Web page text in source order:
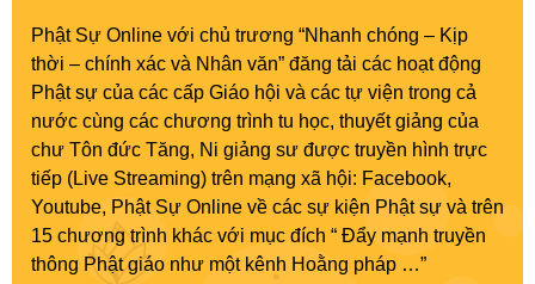
Phật Sự Online với chủ trương “Nhanh chóng – Kịp
thời – chính xác và Nhân văn” đăng tải các hoạt động
Phật sự của các cấp Giáo hội và các tự viện trong cả
nước cùng các chương trình tu học, thuyết giảng của
chư Tôn đức Tăng, Ni giảng sư được truyền hình trực
tiếp (Live Streaming) trên mạng xã hội: Facebook,
Youtube, Phật Sự Online về các sự kiện Phật sự và trên
15 chương trình khác với mục đích “ Đẩy mạnh truyền
thông Phật giáo như một kênh Hoằng pháp …”